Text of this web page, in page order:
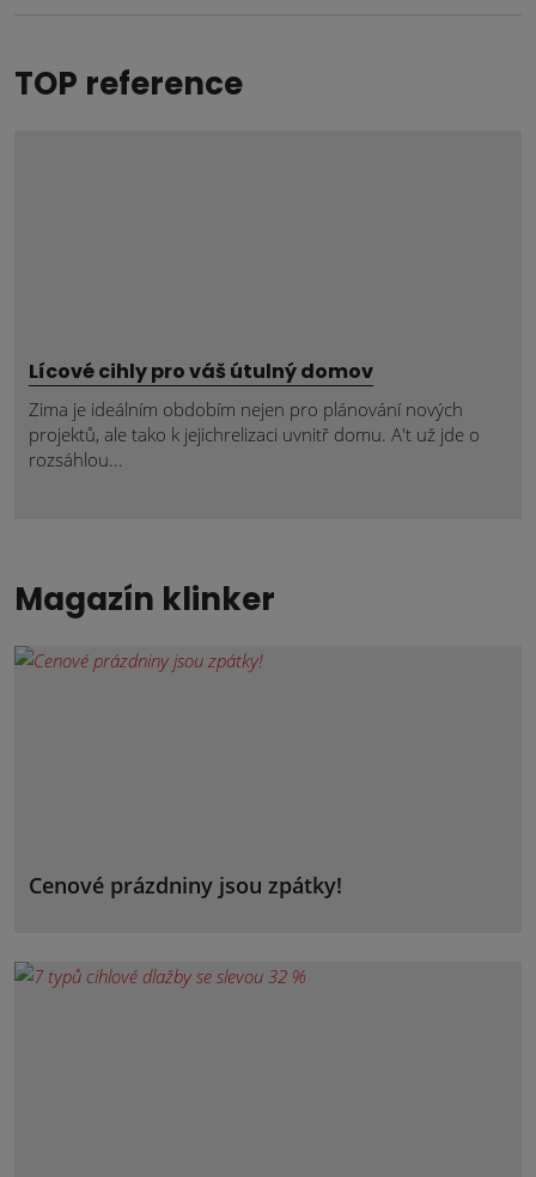
TOP reference
Lícové cihly pro váš útulný domov
Zima je ideálním obdobím nejen pro plánování nových
projektů, ale tako k jejichrelizaci uvnitř domu. A't už jde o
rozsáhlou...
Magazín klinker
Cenové prázdniny jsou zpátky!